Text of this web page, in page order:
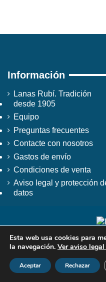
Información
Lanas Rubí. Tradición
desde 1905
Equipo
Preguntas frecuentes
Contacte con nosotros
Gastos de envío
Condiciones de venta
Aviso legal y protección
datos
Esta web usa cookies para
la navegación. Ver aviso
Aceptar Rechazar